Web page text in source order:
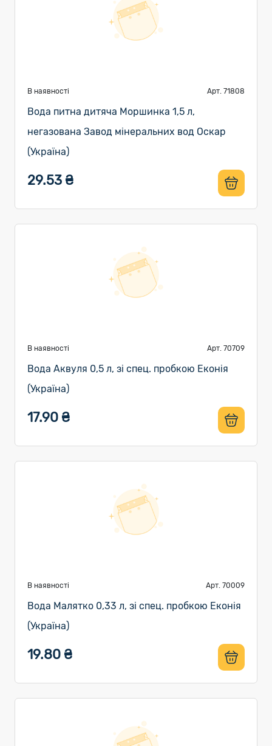
В наявності Арт. 71808
Вода питна дитяча Моршинка 1,5 л,
негазована Завод мінеральних вод Оскар
(Україна)
29.53 ₴
В наявності Арт. 70709
Вода Аквуля 0,5 л, зі спец. пробкою Еконія
(Україна)
17.90 ₴
В наявності Арт. 70009
Вода Малятко 0,33 л, зі спец. пробкою Еконія
(Україна)
19.80 ₴